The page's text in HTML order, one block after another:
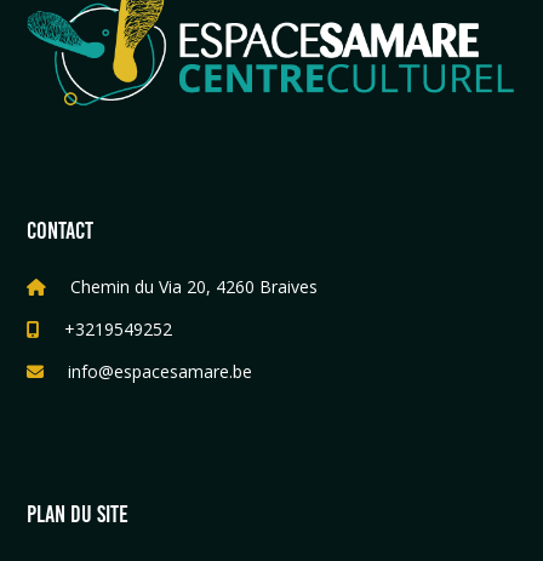
CONTACT
Chemin du Via 20, 4260 Braives
+3219549252
info@espacesamare.be
PLAN DU SITE